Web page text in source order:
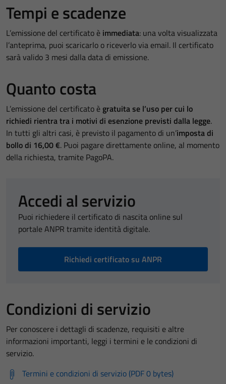
Tempi e scadenze
L’emissione del certificato è immediata: una volta visualizzata
l’anteprima, puoi scaricarlo o riceverlo via email. Il certificato
sarà valido 3 mesi dalla data di emissione.
Quanto costa
L’emissione del certificato è gratuita se l’uso per cui lo
richiedi rientra tra i motivi di esenzione previsti dalla legge.
In tutti gli altri casi, è previsto il pagamento di un’imposta di
bollo di 16,00 €. Puoi pagare direttamente online, al momento
della richiesta, tramite PagoPA.
Accedi al servizio
Puoi richiedere il certificato di nascita online sul
portale ANPR tramite identità digitale.
Richiedi certificato su ANPR
Condizioni di servizio
Per conoscere i dettagli di scadenze, requisiti e altre
informazioni importanti, leggi i termini e le condizioni di
servizio.
Termini e condizioni di servizio (PDF 0 bytes)